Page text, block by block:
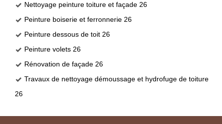
Nettoyage peinture toiture et façade 26
Peinture boiserie et ferronnerie 26
Peinture dessous de toit 26
Peinture volets 26
Rénovation de façade 26
Travaux de nettoyage démoussage et hydrofuge de toiture
26